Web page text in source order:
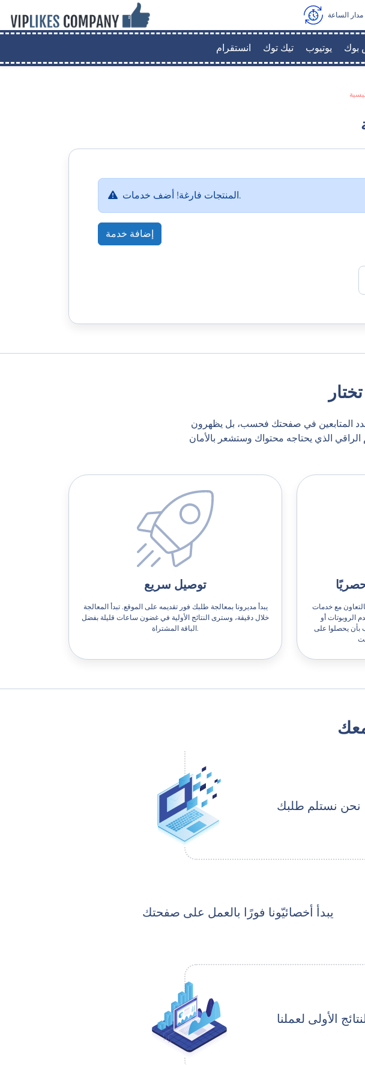
الساعة
انستقرام تيك توك يوتيوب بوك
المنتجات فارغة! أضف خدمات.
إضافة خدمة
عدد المتابعين في صفحتك فحسب، بل يظهرون
الذي يحتاجه محتواك وستشعر بالأمان
توصيل سريع
يبدأ مديرونا بمعالجة طلبك فور تقديمه على الموقع. تبدأ المعالجة
خلال دقيقة، وسترى النتائج الأولية في غضون ساعات قليلة بفضل
الباقة المشتراة.
مع خدمات
الروبوتات أو
بأن يحصلوا على
نحن نستلم طلبك
يبدأ أخصائيّونا فورًا بالعمل على صفحتك
الأولى لعملنا